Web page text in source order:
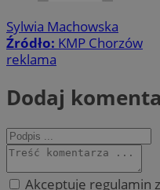
Sylwia Machowska
Źródło: KMP Chorzów
reklama
Dodaj
Akceptuję regulamin